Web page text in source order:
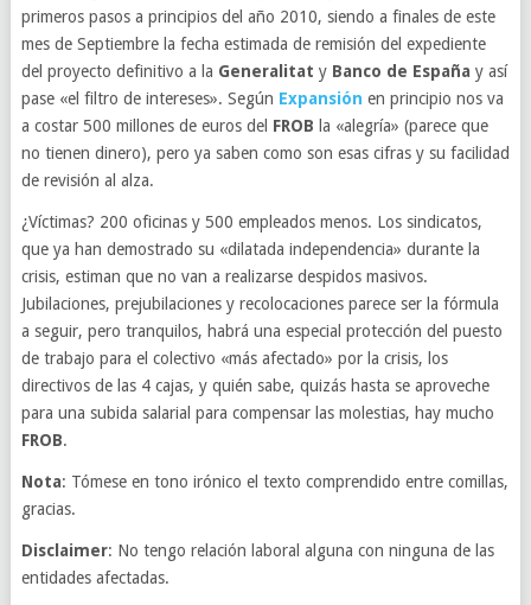
primeros pasos a principios del año 2010, siendo a finales de este
mes de Septiembre la fecha estimada de remisión del expediente
del proyecto definitivo a la Generalitat y Banco de España y así
pase «el filtro de intereses». Según Expansión en principio nos va
a costar 500 millones de euros del FROB la «alegría» (parece que
no tienen dinero), pero ya saben como son esas cifras y su facilidad
de revisión al alza.
¿Víctimas? 200 oficinas y 500 empleados menos. Los sindicatos,
que ya han demostrado su «dilatada independencia» durante la
crisis, estiman que no van a realizarse despidos masivos.
Jubilaciones, prejubilaciones y recolocaciones parece ser la fórmula
a seguir, pero tranquilos, habrá una especial protección del puesto
de trabajo para el colectivo «más afectado» por la crisis, los
directivos de las 4 cajas, y quién sabe, quizás hasta se aproveche
para una subida salarial para compensar las molestias, hay mucho
FROB.
Nota: Tómese en tono irónico el texto comprendido entre comillas,
gracias.
Disclaimer: No tengo relación laboral alguna con ninguna de las
entidades afectadas.